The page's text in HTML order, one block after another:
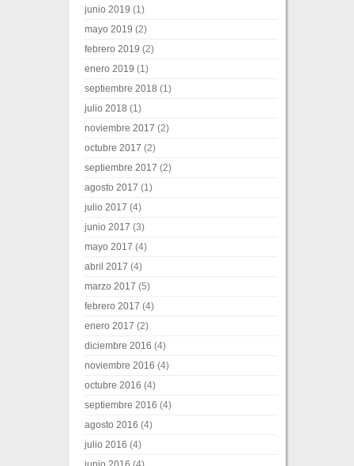
junio 2019 (1)
mayo 2019 (2)
febrero 2019 (2)
enero 2019 (1)
septiembre 2018 (1)
julio 2018 (1)
noviembre 2017 (2)
octubre 2017 (2)
septiembre 2017 (2)
agosto 2017 (1)
julio 2017 (4)
junio 2017 (3)
mayo 2017 (4)
abril 2017 (4)
marzo 2017 (5)
febrero 2017 (4)
enero 2017 (2)
diciembre 2016 (4)
noviembre 2016 (4)
octubre 2016 (4)
septiembre 2016 (4)
agosto 2016 (4)
julio 2016 (4)